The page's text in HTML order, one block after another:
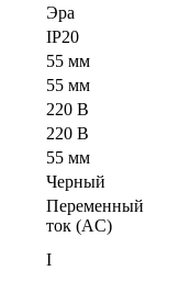
Эра
IP20
55 мм
55 мм
220 В
220 В
55 мм
Черный
Переменный
ток (AC)
I